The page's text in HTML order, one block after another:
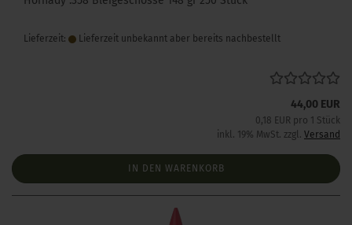
Lieferzeit: Lieferzeit unbekannt aber bereits nachbestellt
44,00 EUR
0,18 EUR pro 1 Stück
inkl. 19% MwSt. zzgl. Versand
IN DEN WARENKORB